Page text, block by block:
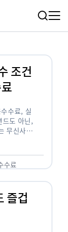
조건
수료, 실
드도 아닌,
무신사!
수료
즐겁